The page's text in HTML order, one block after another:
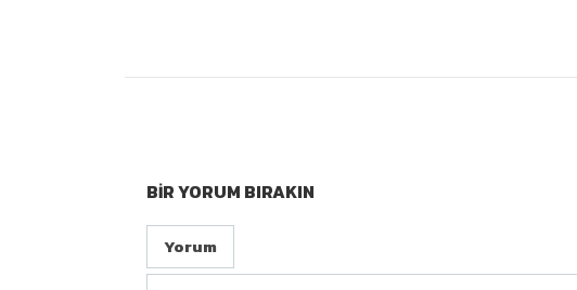
BIR YORUM BIRAKIN
Yorum